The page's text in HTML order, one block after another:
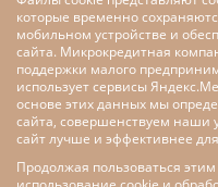
которые временно
мобильном устройстве и
сайта. Микрокредитная
поддержки малого
использует сервисы
основе этих данных мы
сайта, совершенствуем наши
сайт лучше и эффективнее
Продолжая пользоваться